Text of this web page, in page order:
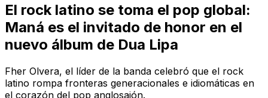
El rock latino se toma el pop global:
Maná es el invitado de honor en el
nuevo álbum de Dua Lipa
Fher Olvera, el líder de la banda celebró que el rock
latino rompa fronteras generacionales e idiomáticas en
el corazón del pop anglosajón.